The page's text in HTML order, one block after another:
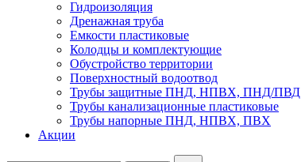
Гидроизоляция
Дренажная труба
Емкости пластиковые
Колодцы и комплектующие
Обустройство территории
Поверхностный водоотвод
Трубы защитные ПНД, НПВХ, ПНД/ПВД
Трубы канализационные пластиковые
Трубы напорные ПНД, НПВХ, ПВХ
Акции